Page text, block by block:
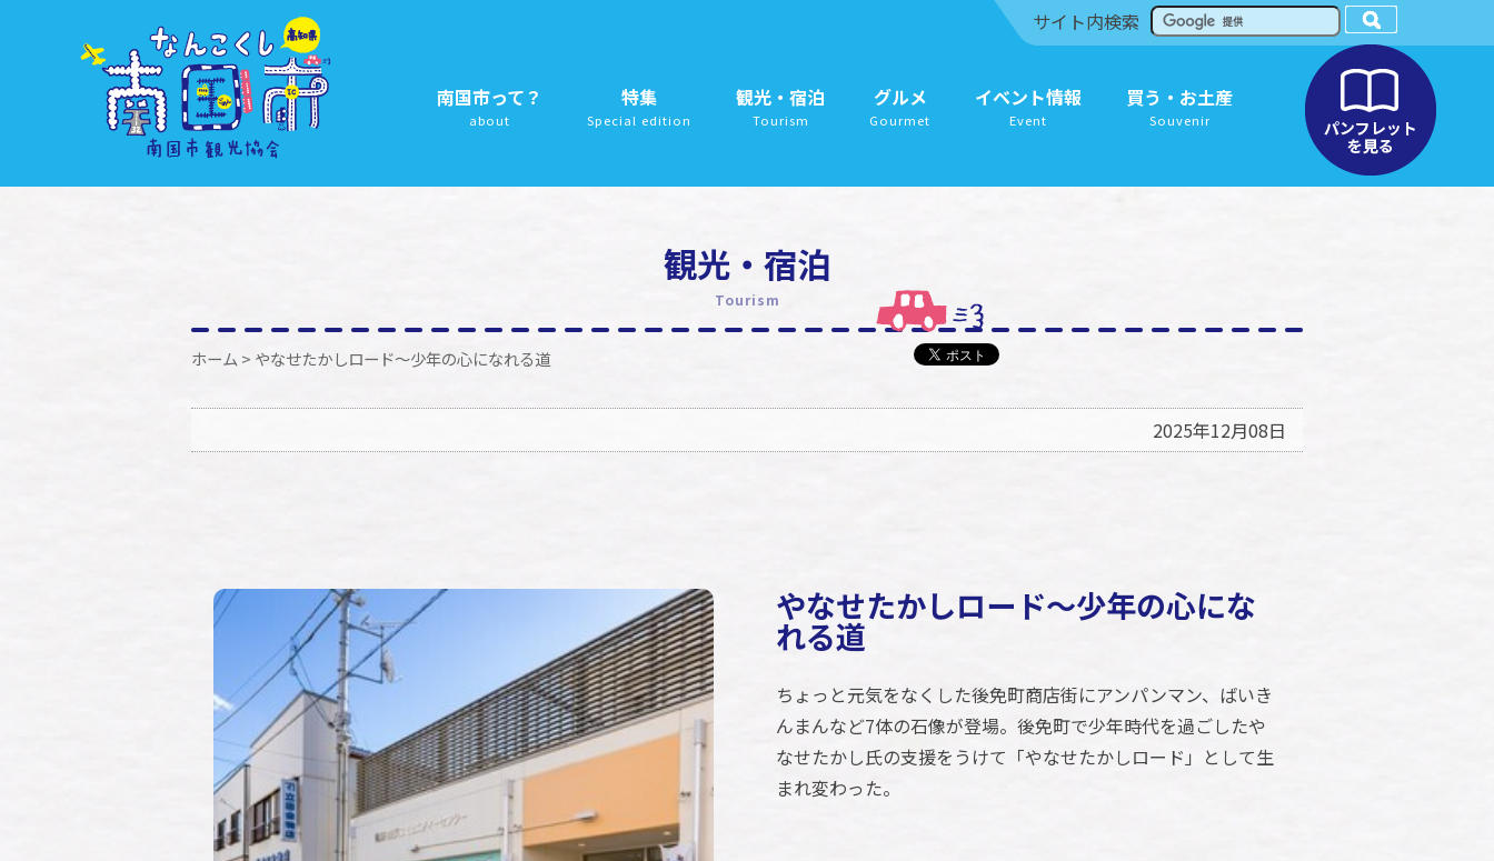
サイト内検索
南国市って？
about
特集
Special edition
観光・宿泊
Tourism
グルメ
Gourmet
イベント情報
Event
買う・お土産
Souvenir
観光・宿泊
Tourism
ホーム > やなせたかしロード～少年の心になれる道
2025年12月08日
やなせたかしロード～少年の心にな
れる道
ちょっと元気をなくした後免町商店街にアンパンマン、ばいき
んまんなど7体の石像が登場。後免町で少年時代を過ごしたや
なせたかし氏の支援をうけて「やなせたかしロード」として生
まれ変わった。